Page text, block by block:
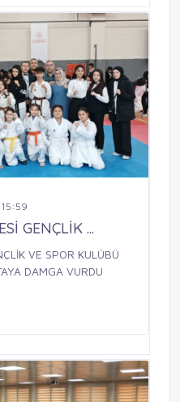
GENÇLİK ...
VE SPOR KULÜBÜ
DAMGA VURDU